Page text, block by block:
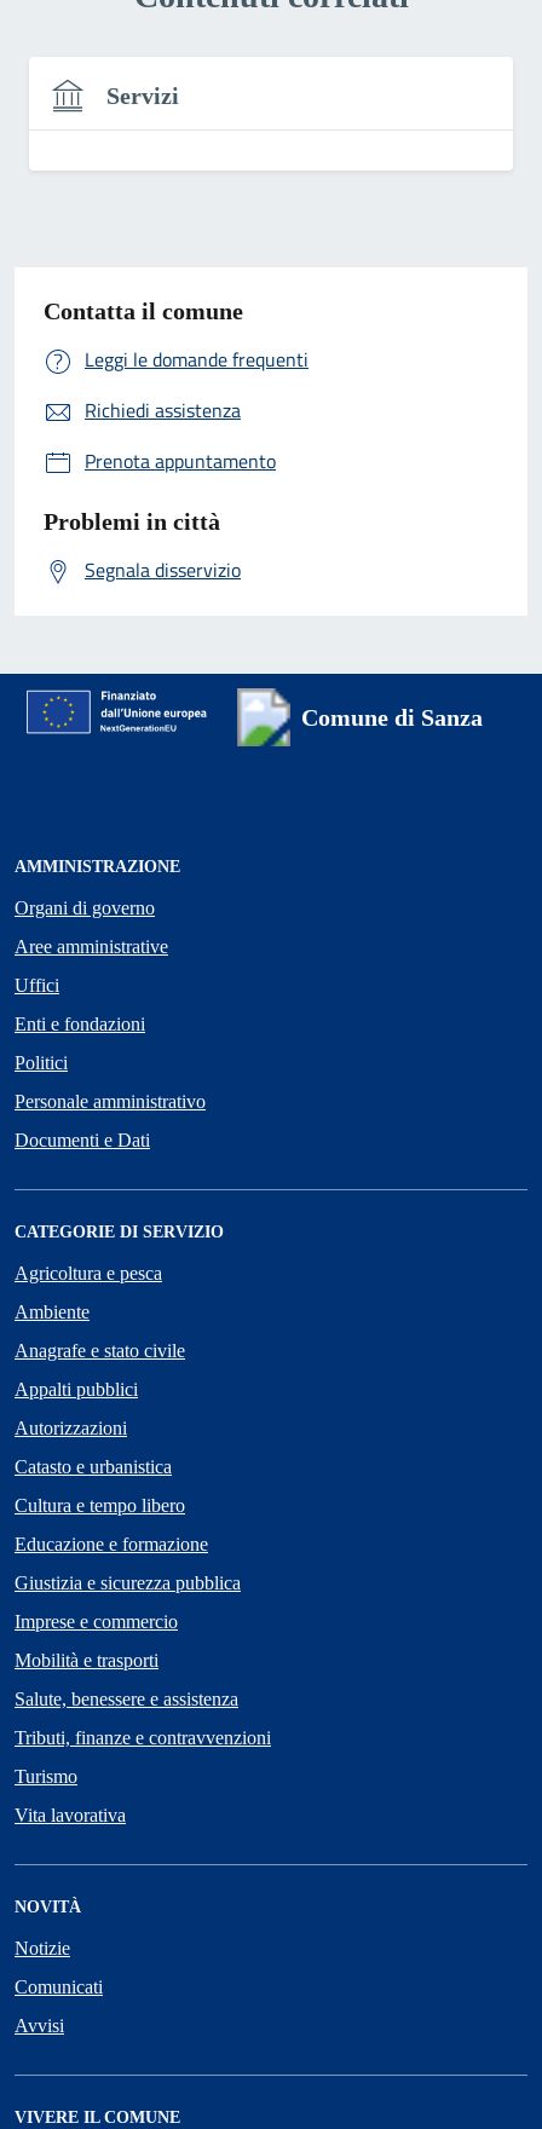
Servizi
Contatta il comune
Leggi le domande frequenti
Richiedi assistenza
Prenota appuntamento
Problemi in città
Segnala disservizio
Comune di Sanza
AMMINISTRAZIONE
Organi di governo
Aree amministrative
Uffici
Enti e fondazioni
Politici
Personale amministrativo
Documenti e Dati
CATEGORIE DI SERVIZIO
Agricoltura e pesca
Ambiente
Anagrafe e stato civile
Appalti pubblici
Autorizzazioni
Catasto e urbanistica
Cultura e tempo libero
Educazione e formazione
Giustizia e sicurezza pubblica
Imprese e commercio
Mobilità e trasporti
Salute, benessere e assistenza
Tributi, finanze e contravvenzioni
Turismo
Vita lavorativa
NOVITÀ
Notizie
Comunicati
Avvisi
VIVERE IL COMUNE